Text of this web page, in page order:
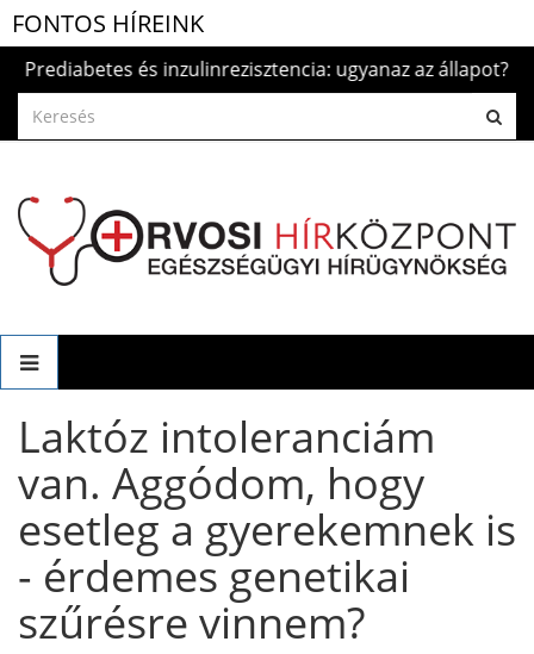
FONTOS HÍREINK
és inzulinrezisztencia: ugyanaz az állapot?
Laktóz intoleranciám
van. Aggódom, hogy
esetleg a gyerekemnek is
- érdemes genetikai
szűrésre vinnem?